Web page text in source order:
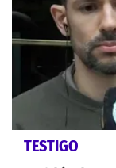
TESTIGO